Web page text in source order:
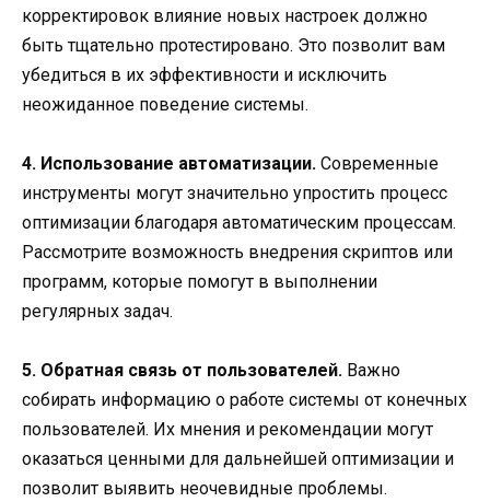
корректировок влияние новых настроек должно
быть тщательно протестировано. Это позволит вам
убедиться в их эффективности и исключить
неожиданное поведение системы.
4. Использование автоматизации. Современные
инструменты могут значительно упростить процесс
оптимизации благодаря автоматическим процессам.
Рассмотрите возможность внедрения скриптов или
программ, которые помогут в выполнении
регулярных задач.
5. Обратная связь от пользователей. Важно
собирать информацию о работе системы от конечных
пользователей. Их мнения и рекомендации могут
оказаться ценными для дальнейшей оптимизации и
позволит выявить неочевидные проблемы.